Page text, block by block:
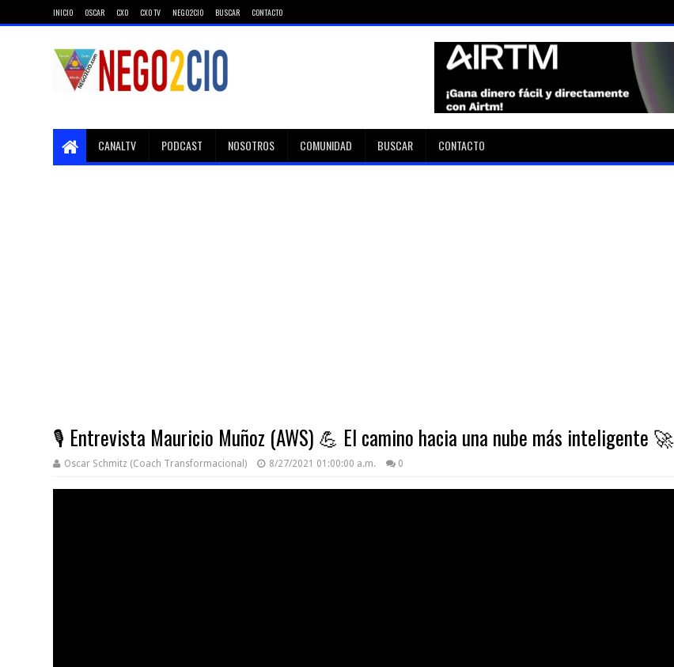
INICIO OSCAR CXO CXO TV NEGO2CIO BUSCAR CONTACTO
CANALTV PODCAST NOSOTROS COMUNIDAD BUSCAR CONTACTO
🎙️ Entrevista Mauricio Muñoz (AWS) 💪 El camino hacia una nube más inteligente 🚀
Oscar Schmitz (Coach Transformacional) 8/27/2021 01:00:00 a.m. 0